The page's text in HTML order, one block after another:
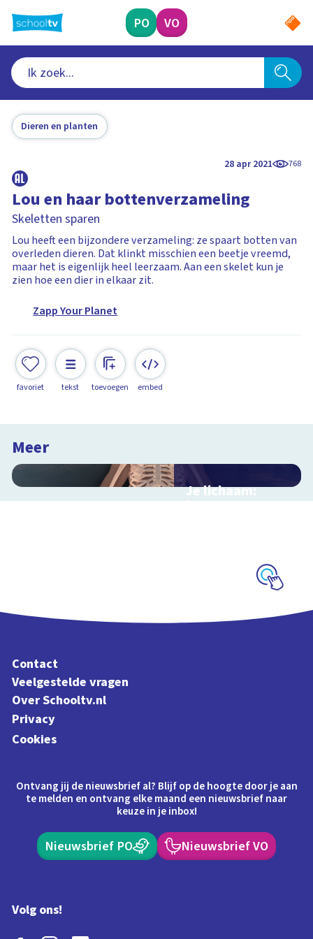
naar
hoofdinhoud
PO VO
Dieren en planten
28 apr 2021 768
Lou en haar bottenverzameling
Skeletten sparen
Lou heeft een bijzondere verzameling: ze spaart botten van
overleden dieren. Dat klinkt misschien een beetje vreemd,
maar het is eigenlijk heel leerzaam. Aan een skelet kun je
zien hoe een dier in elkaar zit.
Zapp Your Planet
favoriet tekst toevoegen embed
Meer
Je lichaam:
botten
Contact
Veelgestelde vragen
Over Schooltv.nl
Privacy
Cookies
Ontvang jij de nieuwsbrief al? Blijf op de hoogte door je aan
te melden en ontvang elke maand een nieuwsbrief naar
keuze in je inbox!
Nieuwsbrief PO Nieuwsbrief VO
Volg ons!